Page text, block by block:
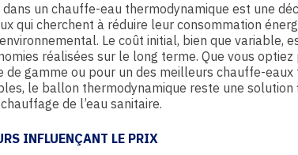
un chauffe-eau thermodynamique est une
qui cherchent à réduire leur consommation
Le coût initial, bien que variable,
réalisées sur le long terme. Que vous
de gamme ou pour un des meilleurs chauffe-
le ballon thermodynamique reste une
de l’eau sanitaire.
INFLUENÇANT LE PRIX